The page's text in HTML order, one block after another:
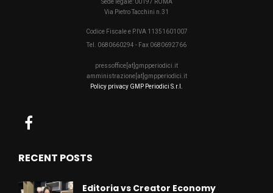
Sede legale: 00197 ROMA
Via Pietro Tacchini n.31
Codice Fiscale e P.IVA 11351601007
Tel. 0680660294 - Fax 0680692766
pressoffice[at]gmpperiodici.it
amministrazione[at]gmpperiodici.it
Policy privacy GMP Periodici S.r.l.
RECENT POSTS
Editoria vs Creator Economy